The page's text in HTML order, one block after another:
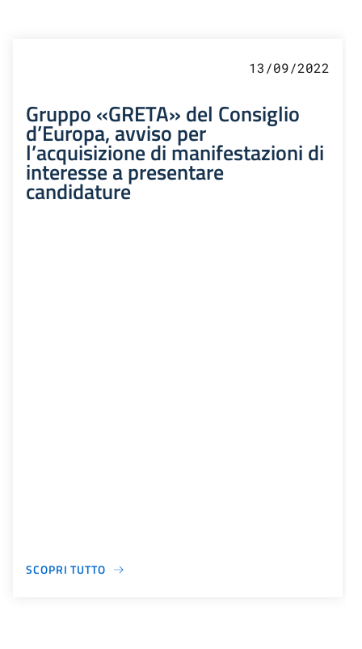
13/09/2022
Gruppo «GRETA» del Consiglio
d’Europa, avviso per
l’acquisizione di manifestazioni di
interesse a presentare
candidature
SCOPRI TUTTO